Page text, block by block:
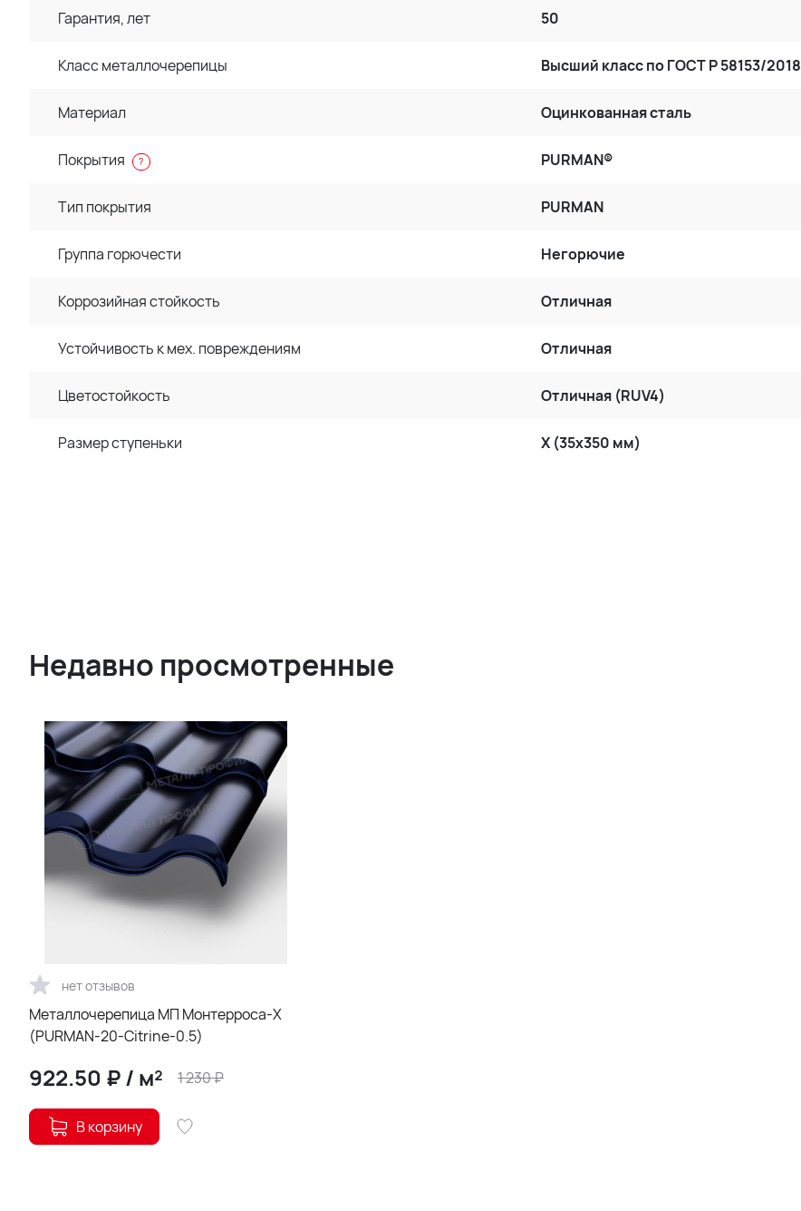
Гарантия, лет 50
Класс металлочерепицы Высший класс по ГОСТ P 58153/2018
Материал Оцинкованная сталь
Покрытия ? PURMAN®
Тип покрытия PURMAN
Группа горючести Негорючие
Коррозийная стойкость Отличная
Устойчивость к мех. повреждениям Отличная
Цветостойкость Отличная (RUV4)
Размер ступеньки X (35x350 мм)
Недавно просмотренные
нет отзывов
Металлочерепица МП Монтерроса-X
(PURMAN-20-Citrine-0.5)
922.50 ₽/ м² 1 230₽
В корзину